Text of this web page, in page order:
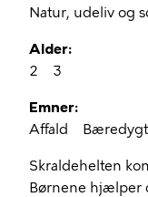
Natur, udeliv og
Alder
2
3
Emner
Affald
Skraldehelten
Børnene hjælper